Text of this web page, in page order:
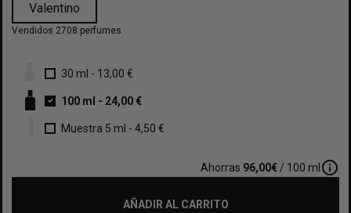
Valentino
Vendidos 2708 perfumes
30 ml - 13,00 €
100 ml - 24,00 €
Muestra 5 ml - 4,50 €
Ahorras 96,00€ / 100 mlinfo_outline
AÑADIR AL CARRITO